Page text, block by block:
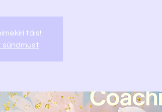
täis!
sündmust